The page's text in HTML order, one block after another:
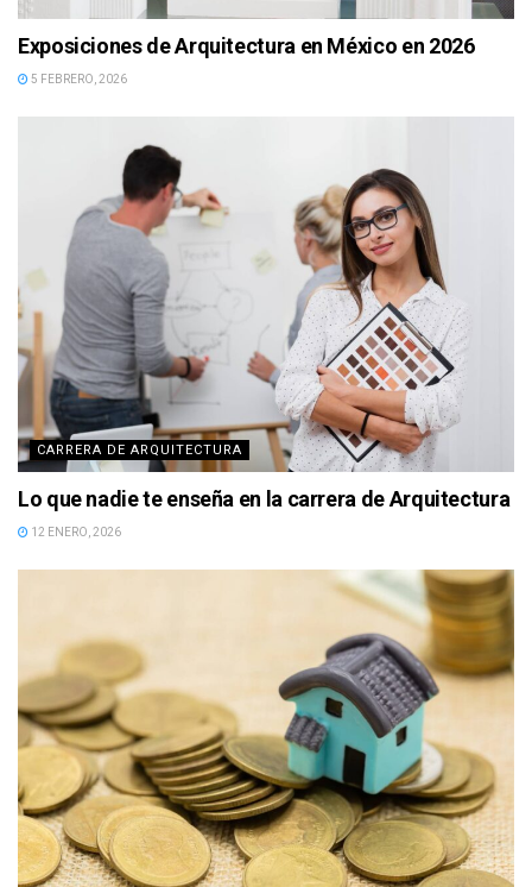
Exposiciones de Arquitectura en México en 2026
5 FEBRERO, 2026
CARRERA DE ARQUITECTURA
Lo que nadie te enseña en la carrera de Arquitectura
12 ENERO, 2026